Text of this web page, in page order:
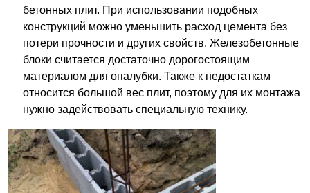
бетонных плит. При использовании подобных
конструкций можно уменьшить расход цемента без
потери прочности и других свойств. Железобетонные
блоки считается достаточно дорогостоящим
материалом для опалубки. Также к недостаткам
относится большой вес плит, поэтому для их монтажа
нужно задействовать специальную технику.